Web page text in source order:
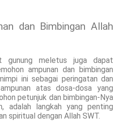
dan Bimbingan Allah
gunung meletus juga dapat
ampunan dan bimbingan
ini sebagai peringatan dan
atas dosa-dosa yang
petunjuk dan bimbingan-Nya
adalah langkah yang penting
spiritual dengan Allah SWT.